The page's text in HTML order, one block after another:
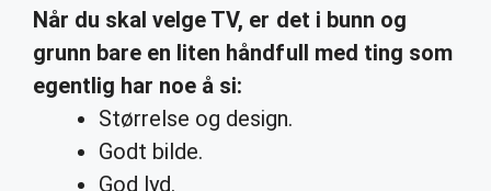
Når du skal velge TV, er det i bunn og
grunn bare en liten håndfull med ting som
egentlig har noe å si:
Størrelse og design.
Godt bilde.
God lyd.